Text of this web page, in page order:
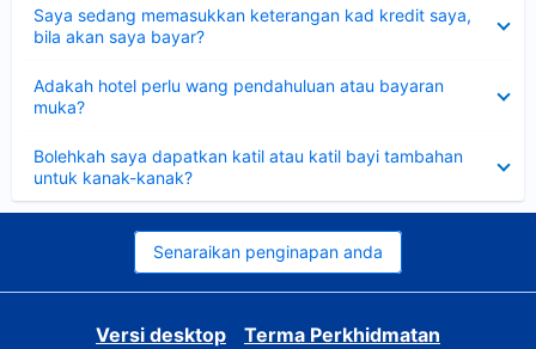
Saya sedang memasukkan keterangan kad kredit saya,
bila akan saya bayar?
Adakah hotel perlu wang pendahuluan atau bayaran
muka?
Bolehkah saya dapatkan katil atau katil bayi tambahan
untuk kanak-kanak?
Senaraikan penginapan anda
Versi desktop
Terma Perkhidmatan